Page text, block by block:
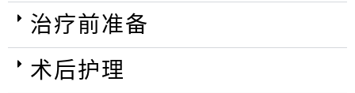
治疗前准备
术后护理